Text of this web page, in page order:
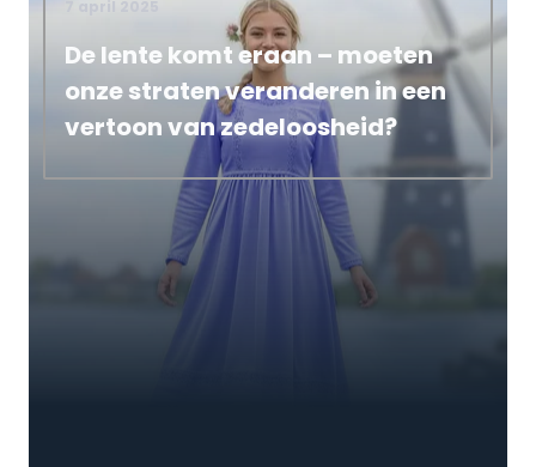
De lente komt eraan – moeten
onze straten veranderen in een
vertoon van zedeloosheid?